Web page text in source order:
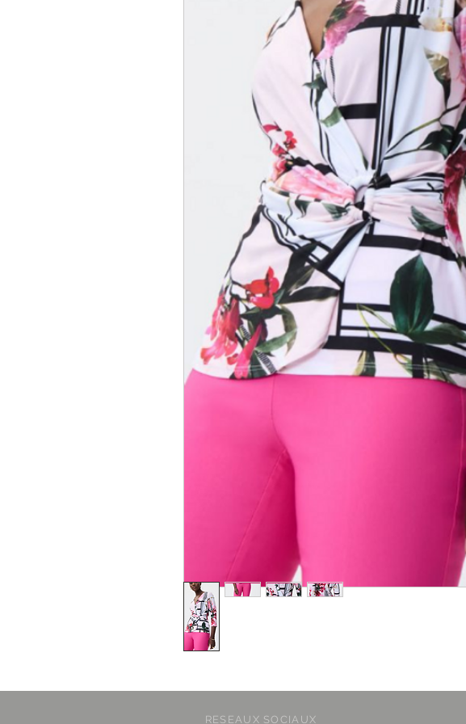
RESEAUX SOCIAUX